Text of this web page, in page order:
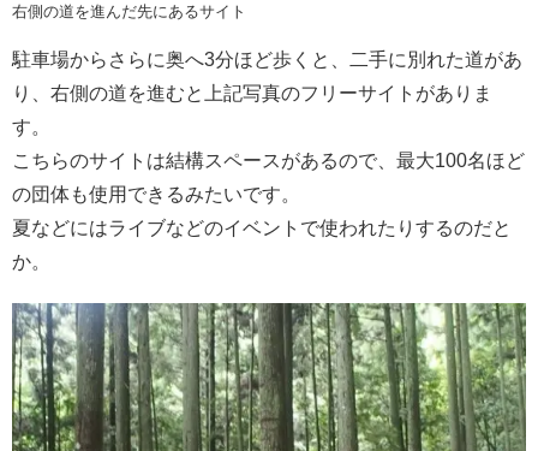
右側の道を進んだ先にあるサイト
駐車場からさらに奥へ3分ほど歩くと、二手に別れた道があ
り、右側の道を進むと上記写真のフリーサイトがありま
す。
こちらのサイトは結構スペースがあるので、最大100名ほど
の団体も使用できるみたいです。
夏などにはライブなどのイベントで使われたりするのだと
か。